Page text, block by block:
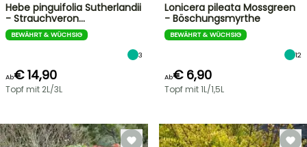
Hebe pinguifolia Sutherlandii
- Strauchveron…
BEWÄHRT & WÜCHSIG
3
Ab€ 14,90
Topf mit 2L/3L
Lonicera pileata Mossgreen
- Böschungsmyrthe
BEWÄHRT & WÜCHSIG
12
Ab€ 6,90
Topf mit 1L/1,5L